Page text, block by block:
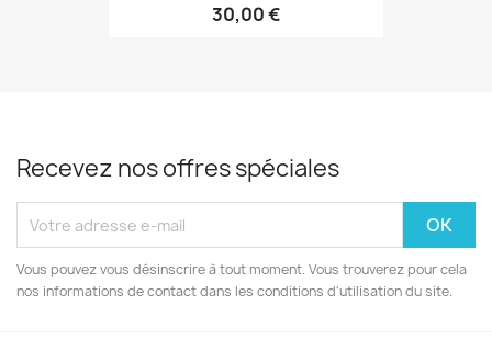
30,00 €
Recevez nos offres spéciales
Vous pouvez vous désinscrire à tout moment. Vous trouverez pour cela
nos informations de contact dans les conditions d'utilisation du site.